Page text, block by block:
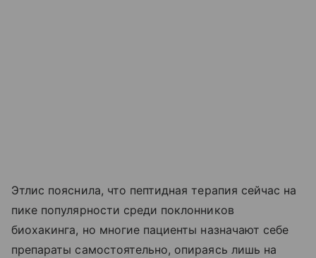
Этлис пояснила, что пептидная терапия сейчас на
пике популярности среди поклонников
биохакинга, но многие пациенты назначают себе
препараты самостоятельно, опираясь лишь на